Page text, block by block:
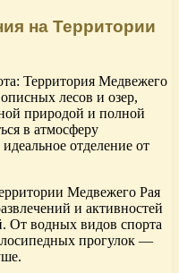
на Территории
Территория Медвежего
лесов и озер,
природой и полной
в атмосферу
отделение от
Медвежего Рая
и активностей
От водных видов спорта
прогулок —